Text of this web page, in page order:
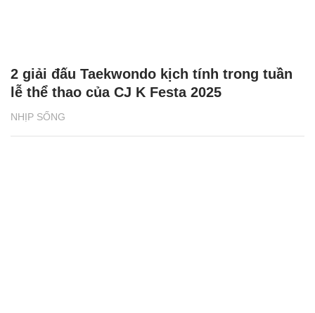
NHỊP SỐNG
2 giải đấu Taekwondo kịch tính trong tuần
lễ thể thao của CJ K Festa 2025